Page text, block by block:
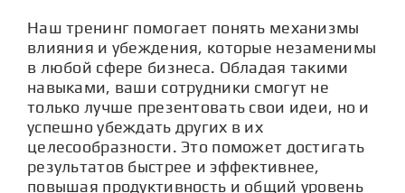
Наш тренинг помогает понять механизмы
влияния и убеждения, которые незаменимы
в любой сфере бизнеса. Обладая такими
навыками, ваши сотрудники смогут не
только лучше презентовать свои идеи, но и
успешно убеждать других в их
целесообразности. Это поможет достигать
результатов быстрее и эффективнее,
повышая продуктивность и общий уровень